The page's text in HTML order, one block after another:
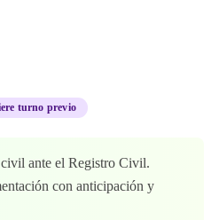
turno previo
ante el Registro Civil.
con anticipación y